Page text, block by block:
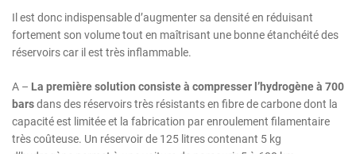
Il est donc indispensable d’augmenter sa densité en réduisant
fortement son volume tout en maîtrisant une bonne étanchéité des
réservoirs car il est très inflammable.
A – La première solution consiste à compresser l’hydrogène à 700
barsdans des réservoirs très résistants en fibre de carbone dont la
capacité est limitée et la fabrication par enroulement filamentaire
très coûteuse. Un réservoir de 125 litres contenant 5 kg